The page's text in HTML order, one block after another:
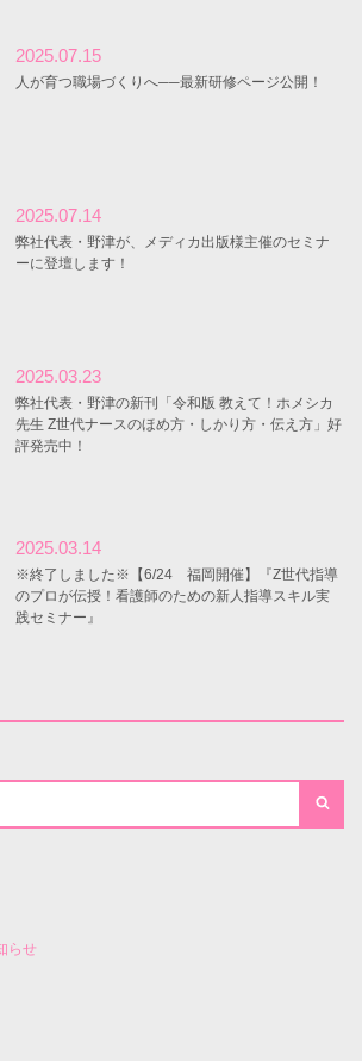
2025.07.15
人が育つ職場づくりへ──最新研修ページ公開！
2025.07.14
弊社代表・野津が、メディカ出版様主催のセミナ
ーに登壇します！
2025.03.23
弊社代表・野津の新刊「令和版 教えて！ホメシカ
先生 Z世代ナースのほめ方・しかり方・伝え方」好
評発売中！
2025.03.14
※終了しました※【6/24 福岡開催】『Z世代指導
のプロが伝授！看護師のための新人指導スキル実
践セミナー』
らせ